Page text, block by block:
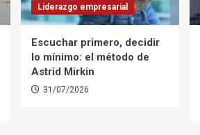
Liderazgo empresarial
Escuchar primero, decidir
lo mínimo: el método de
Astrid Mirkin
31/07/2026